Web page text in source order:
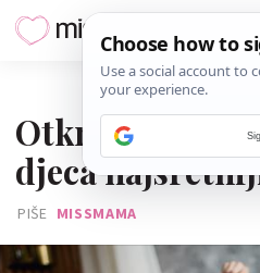
Otkrij kada na
djeca
PIŠE MISSMAMA